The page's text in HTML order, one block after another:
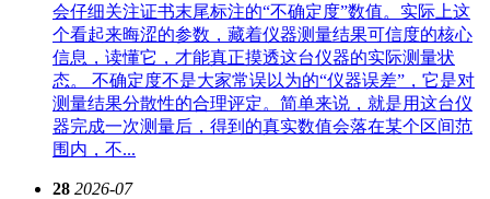
会仔细关注证书末尾标注的“不确定度”数值。实际上这
个看起来晦涩的参数，藏着仪器测量结果可信度的核心
信息，读懂它，才能真正摸透这台仪器的实际测量状
态。 不确定度不是大家常误以为的“仪器误差”，它是对
测量结果分散性的合理评定。简单来说，就是用这台仪
器完成一次测量后，得到的真实数值会落在某个区间范
围内，不...
28 2026-07